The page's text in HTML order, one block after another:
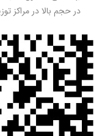
در حجم بالا در مراکز